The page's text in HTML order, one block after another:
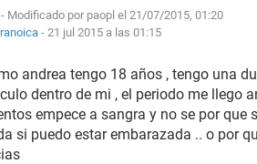
- Modificado por paopl el 21/07/2015, 01:20
- 21 jul 2015 a las 01:15
andrea tengo 18 años , tengo una
dentro de mi , el periodo me llego
empece a sangra y no se por que
si puedo estar embarazada .. o por